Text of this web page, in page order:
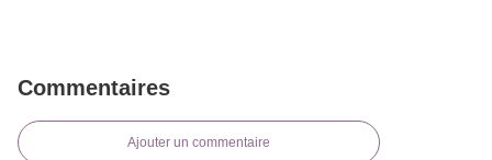
Commentaires
Ajouter un commentaire